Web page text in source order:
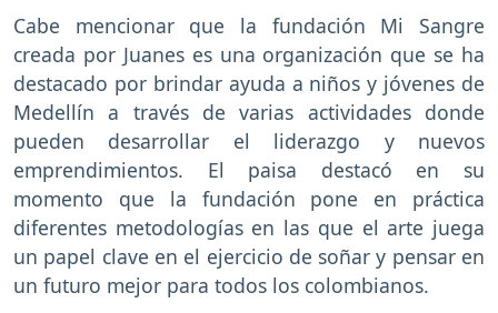
Cabe mencionar que la fundación Mi Sangre
creada por Juanes es una organización que se ha
destacado por brindar ayuda a niños y jóvenes de
Medellín a través de varias actividades donde
pueden desarrollar el liderazgo y nuevos
emprendimientos. El paisa destacó en su
momento que la fundación pone en práctica
diferentes metodologías en las que el arte juega
un papel clave en el ejercicio de soñar y pensar en
un futuro mejor para todos los colombianos.